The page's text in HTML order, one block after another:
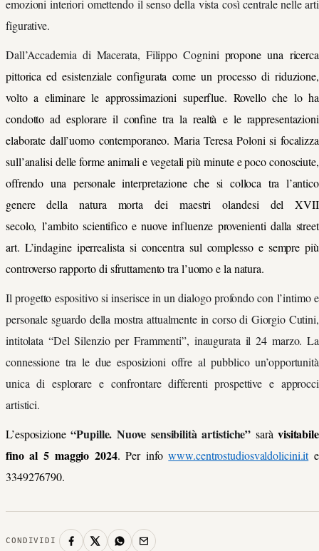
emozioni interiori omettendo il senso della vista così centrale nelle arti
figurative.
Dall’Accademia di Macerata, Filippo Cognini propone una ricerca
pittorica ed esistenziale configurata come un processo di riduzione,
volto a eliminare le approssimazioni superflue. Rovello che lo ha
condotto ad esplorare il confine tra la realtà e le rappresentazioni
elaborate dall’uomo contemporaneo. Maria Teresa Poloni si focalizza
sull’analisi delle forme animali e vegetali più minute e poco conosciute,
offrendo una personale interpretazione che si colloca tra l’antico
genere della natura morta dei maestri olandesi del XVII
secolo, l’ambito scientifico e nuove influenze provenienti dalla street
art. L’indagine iperrealista si concentra sul complesso e sempre più
controverso rapporto di sfruttamento tra l’uomo e la natura.
Il progetto espositivo si inserisce in un dialogo profondo con l’intimo e
personale sguardo della mostra attualmente in corso di Giorgio Cutini,
intitolata “Del Silenzio per Frammenti”, inaugurata il 24 marzo. La
connessione tra le due esposizioni offre al pubblico un’opportunità
unica di esplorare e confrontare differenti prospettive e approcci
artistici.
L’esposizione“Pupille. Nuove sensibilità artistiche” sarà visitabile
fino al 5 maggio 2024. Per infowww.centrostudiosvaldolicini.ite
3349276790.
CONDIVIDI